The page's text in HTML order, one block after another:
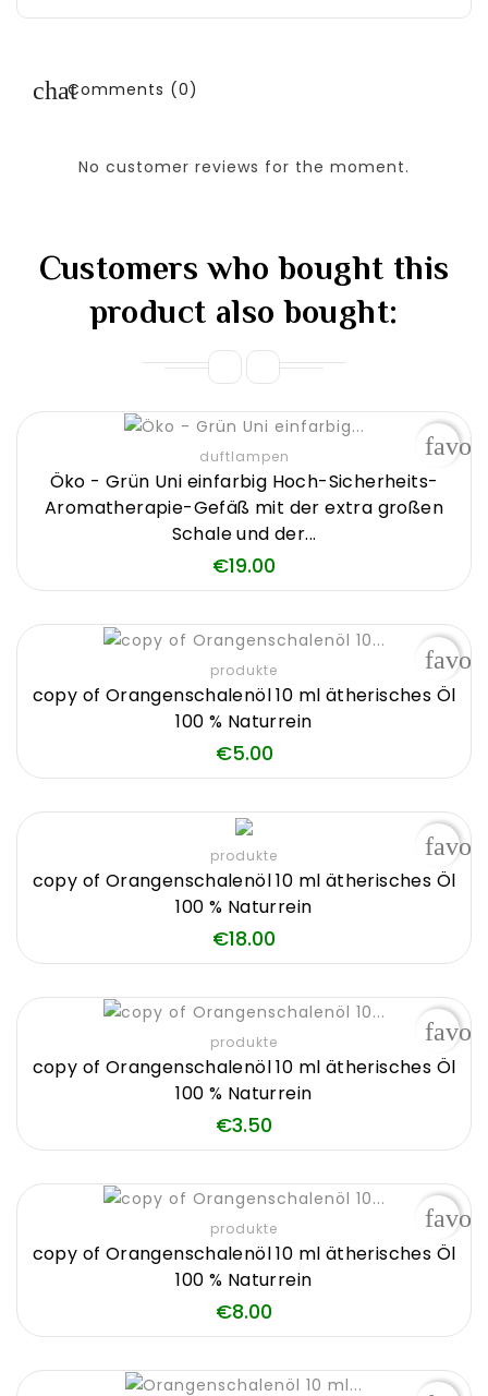
Comments (0)
No customer reviews for the moment.
Customers who bought this
product also bought:
duftlampen
Öko - Grün Uni einfarbig Hoch-Sicherheits-
Aromatherapie-Gefäß mit der extra großen
Schale und der...
€19.00
produkte
copy of Orangenschalenöl 10 ml ätherisches Öl
100 % Naturrein
€5.00Price
produkte
copy of Orangenschalenöl 10 ml ätherisches Öl
100 % Naturrein
€18.00
produkte
copy of Orangenschalenöl 10 ml ätherisches Öl
100 % Naturrein
€3.50
produkte
copy of Orangenschalenöl 10 ml ätherisches Öl
100 % Naturrein
€8.00